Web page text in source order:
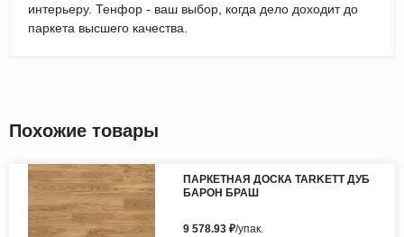
интерьеру. Тенфор - ваш выбор, когда дело доходит до
паркета высшего качества.
Похожие товары
ПАРКЕТНАЯ ДОСКА TARKETT ДУБ
БАРОН БРАШ
9 578.93 ₽/упак.